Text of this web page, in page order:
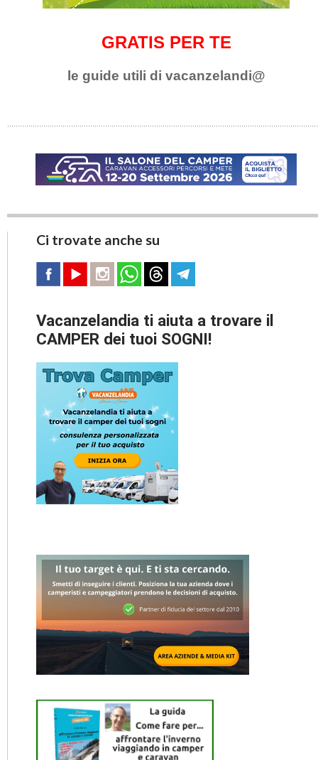
GRATIS PER TE
le guide utili di vacanzelandi@
Ci trovate anche su
Vacanzelandia ti aiuta a trovare il
CAMPER dei tuoi SOGNI!